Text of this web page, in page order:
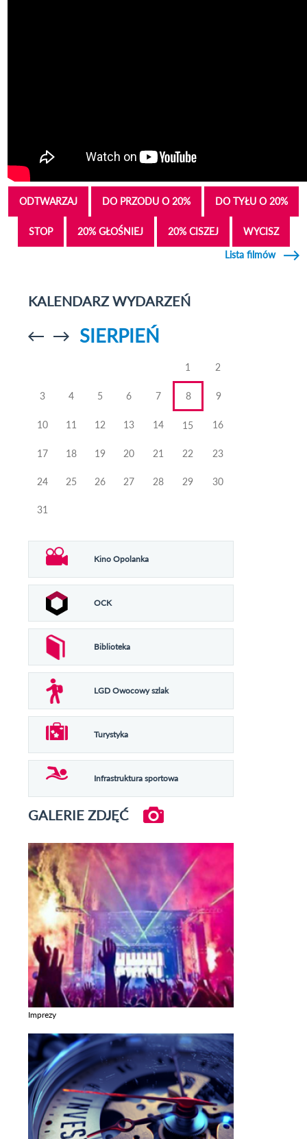
ODTWARZAJ DO PRZODU O 20% DO TYŁU O 20%
STOP 20% GŁOŚNIEJ 20% CISZEJ
WYCISZ
Lista filmów
KALENDARZ WYDARZEŃ
Przejdź doPrzejdź do
SIERPIEŃ
1 2
3 4 5 6 7 8 9
10 11 12 13 14 15 16
17 18 19 20 21 22 23
24 25 26 27 28 29 30
31
Kino Opolanka
OCK
Biblioteka
LGD Owocowy szlak
Turystyka
Infrastruktura sportowa
GALERIE ZDJĘĆ
Imprezy